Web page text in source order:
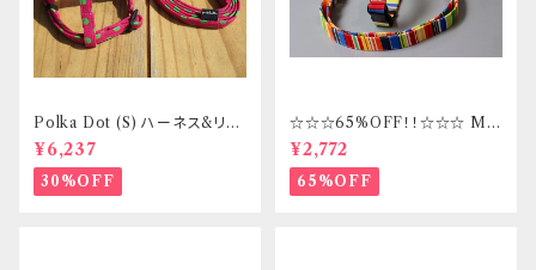
Polka Dot (S) ハーネス&リー
ドセット _ フントヒュッテオリジ
ナル
¥6,237
30%OFF
☆☆☆65%OFF！！☆☆☆ Mサ
イズ 首輪&リードセット _ フント
ヒュッテオリジナル
¥2,772
65%OFF